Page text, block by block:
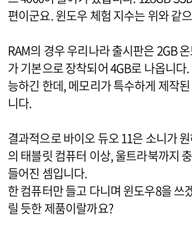
편이군요. 윈도우 체험 지수는 위와 같
RAM의 경우 우리나라 출시판은 2GB
가 기본으로 장착되어 4GB로 나옵니다
능하긴 한데, 메모리가 특수하게 제작
니다.
결과적으로 바이오 듀오 11은 소니가
의 태블릿 컴퓨터 이상, 울트라북까지
들어진 셈입니다.
한 컴퓨터만 들고 다니며 윈도우8을 쓰
릴 듯한 제품이랄까요?